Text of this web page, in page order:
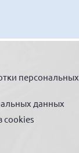
персональных
данных
cookies